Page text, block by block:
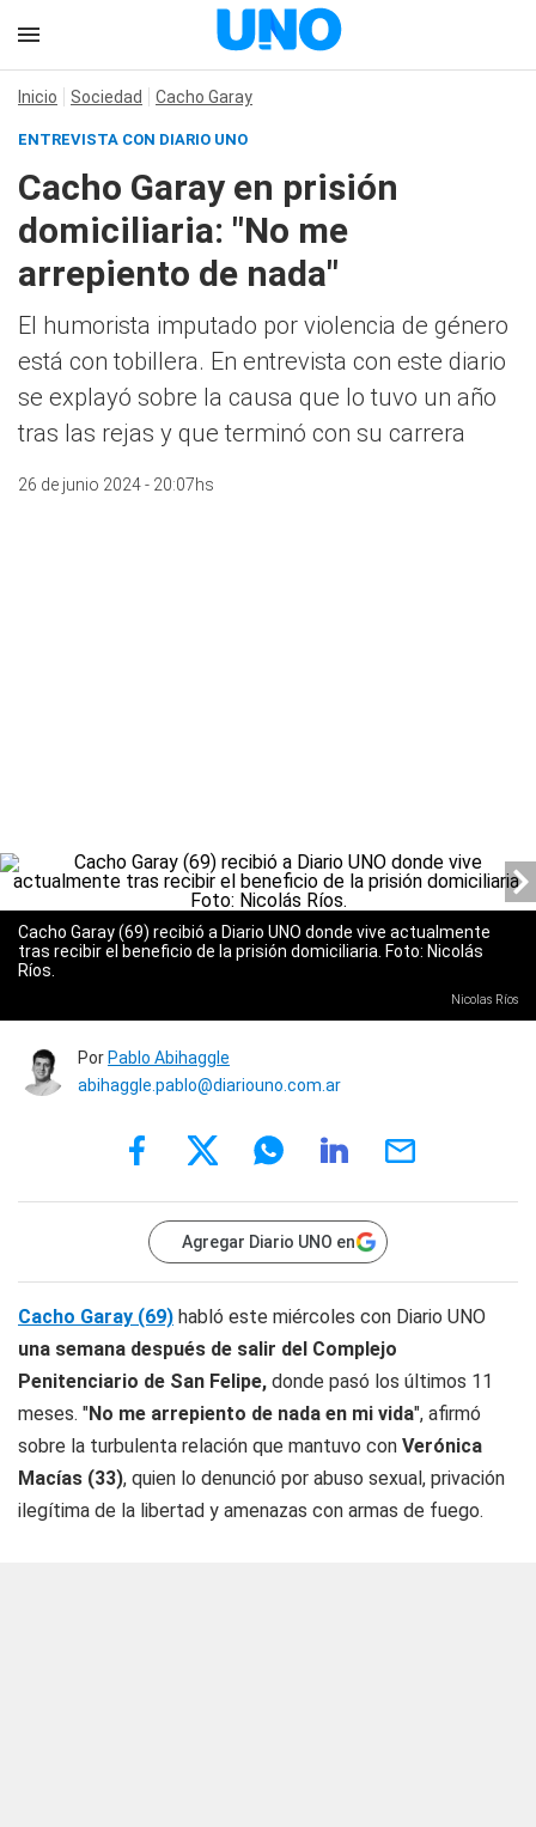
Inicio Sociedad Cacho Garay
ENTREVISTA CON DIARIO UNO
Cacho Garay en prisión
domiciliaria: "No me
arrepiento de nada"
El humorista imputado por violencia de género
está con tobillera. En entrevista con este diario
se explayó sobre la causa que lo tuvo un año
tras las rejas y que terminó con su carrera
26 de junio 2024 - 20:07hs
Cacho Garay (69) recibió a Diario UNO donde vive actualmente
tras recibir el beneficio de la prisión domiciliaria. Foto: Nicolás
Ríos.
Nicolas Ríos
Por Pablo Abihaggle
abihaggle.pablo@diariouno.com.ar
Agregar Diario UNO en
Cacho Garay (69) habló este miércoles con Diario UNO
una semana después de salir del Complejo
Penitenciario de San Felipe, donde pasó los últimos 11
meses. "No me arrepiento de nada en mi vida", afirmó
sobre la turbulenta relación que mantuvo con Verónica
Macías (33), quien lo denunció por abuso sexual, privación
ilegítima de la libertad y amenazas con armas de fuego.